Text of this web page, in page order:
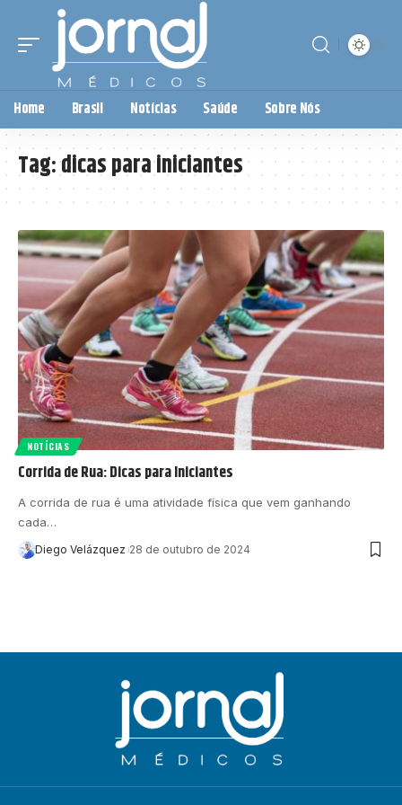
Home Brasil Notícias Saúde Sobre Nós
Tag:dicas para iniciantes
NOTÍCIAS
Corrida de Rua: Dicas para Iniciantes
A corrida de rua é uma atividade física que vem ganhando
cada…
Diego Velázquez 28 de outubro de 2024